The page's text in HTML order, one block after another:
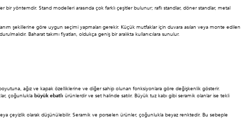
bir yöntemdir. Stand modelleri arasında çok farklı çeşitler bulunur; raflı standlar, döner standlar, metal
şekillerine göre uygun seçimi yapmaları gerekir. Küçük mutfaklar için duvara asılan veya monte edilen
Baharat takımı fiyatları, oldukça geniş bir aralıkta kullanıcılara sunulur.
ağız ve kapak özelliklerine ve diğer sahip olunan fonksiyonlara göre değişkenlik gösterir.
çoğunlukla büyük ebatlı ürünlerdir ve set halinde satılır. Büyük tuz kabı gibi seramik olanlar ise tekli
çeyizlik olarak düşünülebilir. Seramik ve porselen ürünler, çoğunlukla beyaz renktedir. Bu sebeple